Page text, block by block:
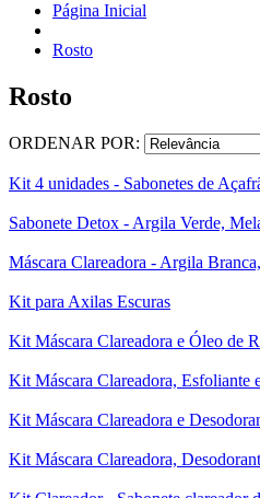
Página Inicial
Rosto
Rosto
ORDENAR POR:
Kit 4 unidades - Sabonetes de
Sabonete Detox - Argila Verde,
Máscara Clareadora - Argila
Kit para Axilas Escuras
Kit Máscara Clareadora e Óleo de
Kit Máscara Clareadora, Esfoliante
Kit Máscara Clareadora e
Kit Máscara Clareadora,